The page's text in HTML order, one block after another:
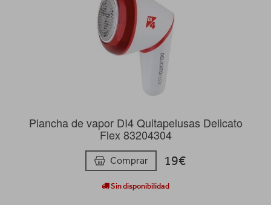
Plancha de vapor DI4 Quitapelusas Delicato
Flex 83204304
Comprar 19€
Sin disponibilidad